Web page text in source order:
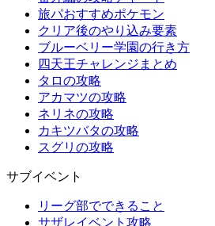
旅パおすすめポケモン
クリア後のやり込み要素
ブルーベリー学園の行き方
四天王チャレンジまとめ
タロの攻略
アカマツの攻略
ネリネの攻略
カキツバタの攻略
スグリの攻略
サブイベント
リーグ部でできること
サザレイベント攻略